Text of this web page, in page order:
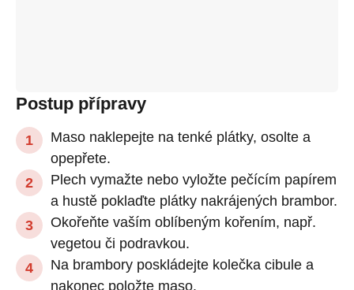
Postup přípravy
Maso naklepejte na tenké plátky, osolte a
opepřete.
Plech vymažte nebo vyložte pečícím papírem
a hustě poklaďte plátky nakrájených brambor.
Okořeňte vaším oblíbeným kořením, např.
vegetou či podravkou.
Na brambory poskládejte kolečka cibule a
nakonec položte maso.